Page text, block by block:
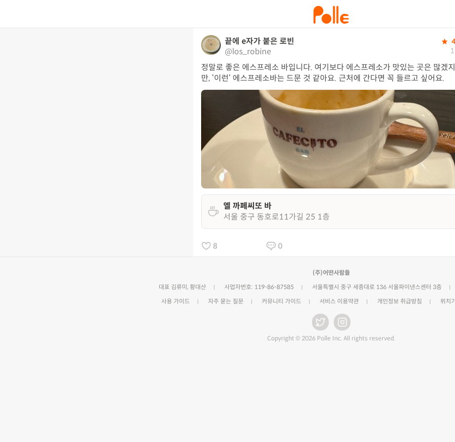
끝에 e자가 붙은 로빈
@los_robine
정말로 좋은 에스프레소 바입니다. 여기보다 에스프레소가 맛있는 곳은 많겠지
만, ‘이런‘ 에스프레소바는 드문 것 같아요. 근처에 간다면 꼭 들르고 싶어요.
엘 까페씨또 바
서울 중구 동호로11가길 25 1층
8 0
(주)어떤사람들
대표 김류미, 황대산
사업자번호: 119-86-87585 서울특별시 중구 세종대로 136 서울파이낸스센터 3층
사용 가이드
자주 묻는 질문 커뮤니티 가이드 서비스 이용약관 개인정보 취급방침 위치
Copyright © 2026 Polle Inc. All rights reserved.